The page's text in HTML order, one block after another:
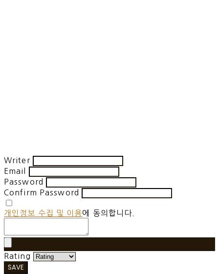
Writer
Email
Password
Confirm Password
개인정보 수집 및 이용에 동의합니다.
Rating
SAVE